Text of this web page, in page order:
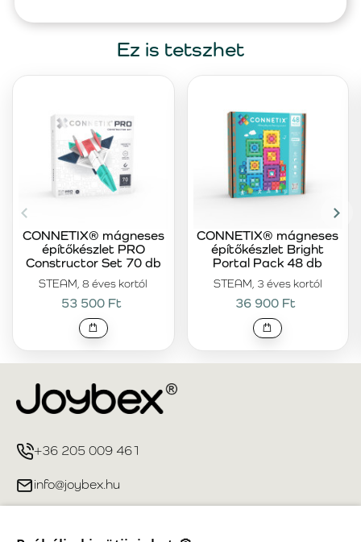
Ez is tetszhet
STEAM, 8 éves kortól
CONNETIX® mágneses
építőkészlet PRO
Constructor Set 70 db
53 500 Ft
STEAM, 3 éves kortól
CONNETIX® mágneses
építőkészlet Bright
Portal Pack 48 db
36 900 Ft
+36 205 009 461
info@joybex.hu